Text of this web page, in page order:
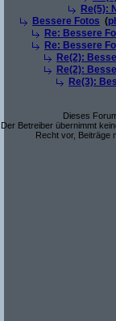
Re(5):
Bessere Fotos (
Re: Bessere
Re: Bessere
Re(2):
Re(2):
Re(3):
Dieses
Der Betreiber übernimmt
Recht vor, Beiträge